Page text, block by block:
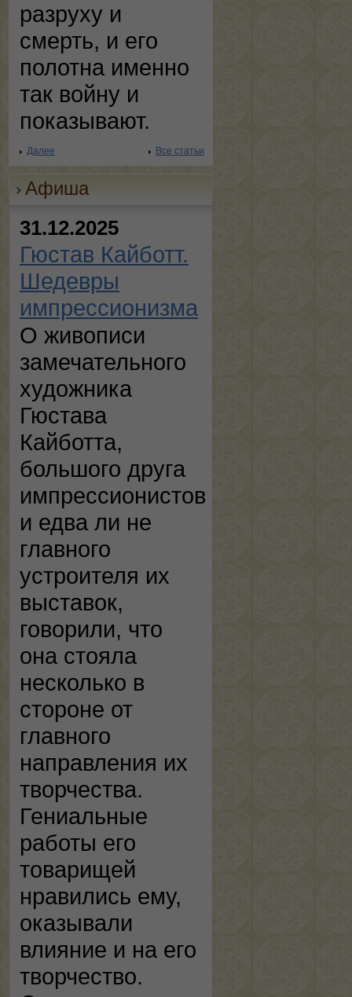
разруху и
смерть, и его
полотна именно
так войну и
показывают.
Далее Все статьи
Афиша
31.12.2025
Гюстав Кайботт.
Шедевры
импрессионизма
О живописи
замечательного
художника
Гюстава
Кайботта,
большого друга
импрессионистов
и едва ли не
главного
устроителя их
выставок,
говорили, что
она стояла
несколько в
стороне от
главного
направления их
творчества.
Гениальные
работы его
товарищей
нравились ему,
оказывали
влияние и на его
творчество.